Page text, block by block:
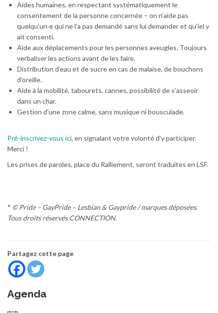
Aides humaines, en respectant systématiquement le
consentement de la personne concernée – on n’aide pas
quelqu’un·e qui ne l’a pas demandé sans lui demander et qu’iel y
ait consenti.
Aide aux déplacements pour les personnes aveugles. Toujours
verbaliser les actions avant de les faire.
Distribution d’eau et de sucre en cas de malaise, de bouchons
d’oreille.
Aide à la mobilité, tabourets, cannes, possibilité de s’asseoir
dans un char.
Gestion d’une zone calme, sans musique ni bousculade.
Pré-inscrivez-vous ici, en signalant votre volonté d’y participer.
Merci !
Les prises de paroles, place du Ralliement, seront traduites en LSF.
* © Pride – GayPride – Lesbian & Gaypride / marques déposées.
Tous droits réservés CONNECTION.
Partagez cette page
Agenda